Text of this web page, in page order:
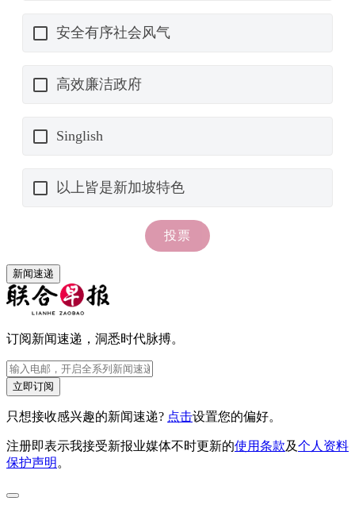
新闻速递
订阅新闻速递，洞悉时代脉搏。
立即订阅
只想接收感兴趣的新闻速递? 点击设置您的偏好。
注册即表示我接受新报业媒体不时更新的使用条款及个人资料
保护声明 。